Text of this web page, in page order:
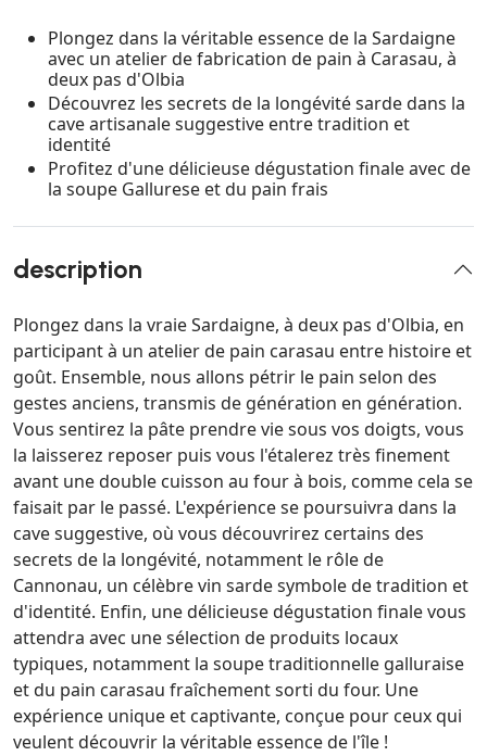
Plongez dans la véritable essence de la Sardaigne
avec un atelier de fabrication de pain à Carasau, à
deux pas d'Olbia
Découvrez les secrets de la longévité sarde dans la
cave artisanale suggestive entre tradition et
identité
Profitez d'une délicieuse dégustation finale avec de
la soupe Gallurese et du pain frais
description
Plongez dans la vraie Sardaigne, à deux pas d'Olbia, en
participant à un atelier de pain carasau entre histoire et
goût. Ensemble, nous allons pétrir le pain selon des
gestes anciens, transmis de génération en génération.
Vous sentirez la pâte prendre vie sous vos doigts, vous
la laisserez reposer puis vous l'étalerez très finement
avant une double cuisson au four à bois, comme cela se
faisait par le passé. L'expérience se poursuivra dans la
cave suggestive, où vous découvrirez certains des
secrets de la longévité, notamment le rôle de
Cannonau, un célèbre vin sarde symbole de tradition et
d'identité. Enfin, une délicieuse dégustation finale vous
attendra avec une sélection de produits locaux
typiques, notamment la soupe traditionnelle galluraise
et du pain carasau fraîchement sorti du four. Une
expérience unique et captivante, conçue pour ceux qui
veulent découvrir la véritable essence de l'île !